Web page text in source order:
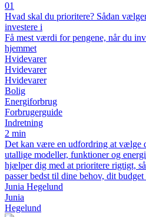
01
Hvad skal du prioritere? Sådan
investere i
Få mest værdi for pengene, når du
hjemmet
Hvidevarer
Hvidevarer
Hvidevarer
Bolig
Energiforbrug
Forbrugerguide
Indretning
2 min
Det kan være en udfordring at vælge
utallige modeller, funktioner og
hjælper dig med at prioritere rigtigt,
passer bedst til dine behov, dit
Junia Hegelund
Junia
Hegelund